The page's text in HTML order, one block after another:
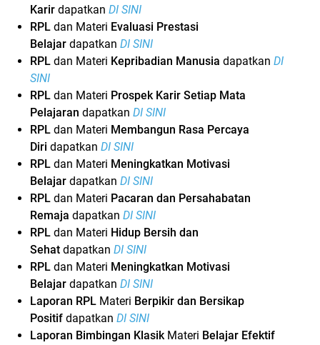
Karir dapatkan DI SINI
RPL dan Materi Evaluasi Prestasi
Belajar dapatkan DI SINI
RPL dan Materi Kepribadian Manusia dapatkan DI
SINI
RPL dan Materi Prospek Karir Setiap Mata
Pelajaran dapatkan DI SINI
RPL dan Materi Membangun Rasa Percaya
Diri dapatkan DI SINI
RPL dan Materi Meningkatkan Motivasi
Belajar dapatkan DI SINI
RPL dan Materi Pacaran dan Persahabatan
Remaja dapatkan DI SINI
RPL dan Materi Hidup Bersih dan
Sehat dapatkan DI SINI
RPL dan Materi Meningkatkan Motivasi
Belajar dapatkan DI SINI
Laporan RPL Materi Berpikir dan Bersikap
Positif dapatkan DI SINI
Laporan Bimbingan KlasikMateri Belajar Efektif